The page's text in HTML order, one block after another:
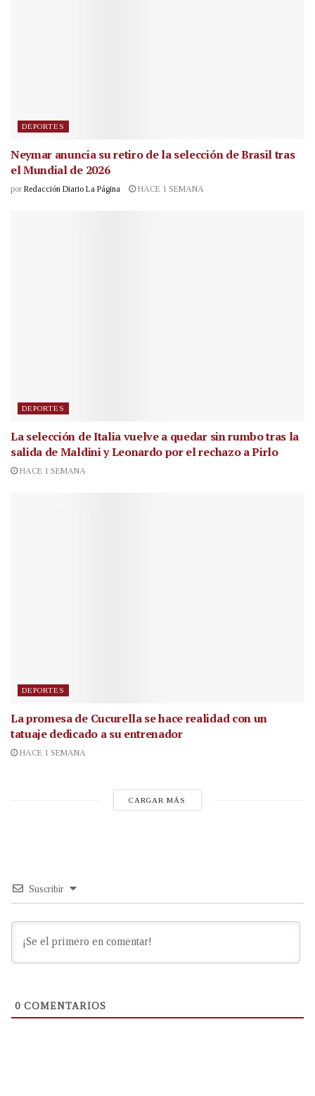
DEPORTES
Neymar anuncia su retiro de la selección de Brasil tras
el Mundial de 2026
por Redacción Diario La Página HACE 1 SEMANA
DEPORTES
La selección de Italia vuelve a quedar sin rumbo tras la
salida de Maldini y Leonardo por el rechazo a Pirlo
HACE 1 SEMANA
DEPORTES
La promesa de Cucurella se hace realidad con un
tatuaje dedicado a su entrenador
HACE 1 SEMANA
CARGAR MÁS
Suscribir
0 COMENTARIOS